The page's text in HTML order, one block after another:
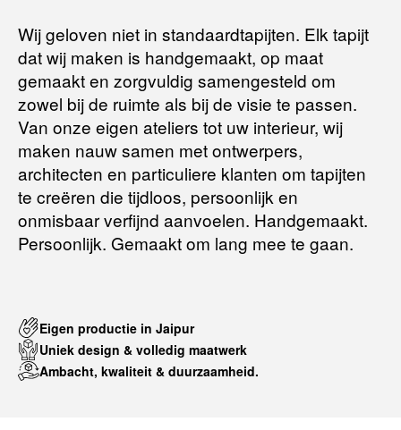
aankoopbedrag zo snel mogelijk terug, maar uiterlijkbinnen 14
dagen na herroeping .
Voor meer informatie kunt u terecht op:
Terugbetalingsbeleid
Wij geloven niet in standaardtapijten. Elk tapijt
dat wij maken is handgemaakt, op maat
gemaakt en zorgvuldig samengesteld om
zowel bij de ruimte als bij de visie te passen.
Van onze eigen ateliers tot uw interieur, wij
maken nauw samen met ontwerpers,
architecten en particuliere klanten om tapijten
te creëren die tijdloos, persoonlijk en
onmisbaar verfijnd aanvoelen. Handgemaakt.
Persoonlijk. Gemaakt om lang mee te gaan.
Eigen productie in Jaipur
Uniek design & volledig maatwerk
Ambacht, kwaliteit & duurzaamheid.